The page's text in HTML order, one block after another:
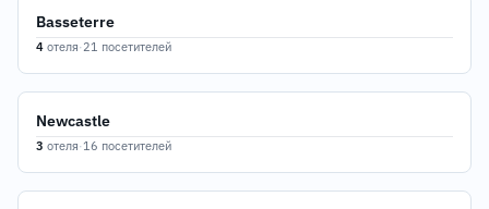
Basseterre
4 отеля·21 посетителей
Newcastle
3 отеля·16 посетителей